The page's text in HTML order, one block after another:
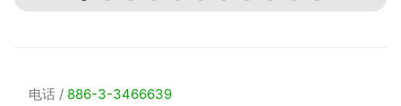
电话 886-3-3466639